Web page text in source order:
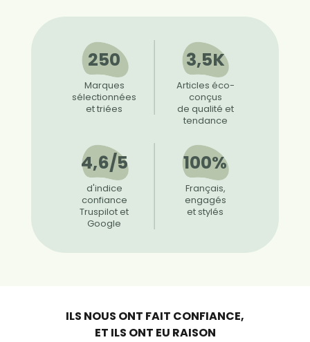
250
Marques
sélectionnées
et triées
3,5K
Articles éco-
conçus
de qualité et
tendance
4,6/5
d'indice
confiance
Truspilot et
Google
100%
Français,
engagés
et stylés
ILS NOUS ONT FAIT CONFIANCE,
ET ILS ONT EU RAISON